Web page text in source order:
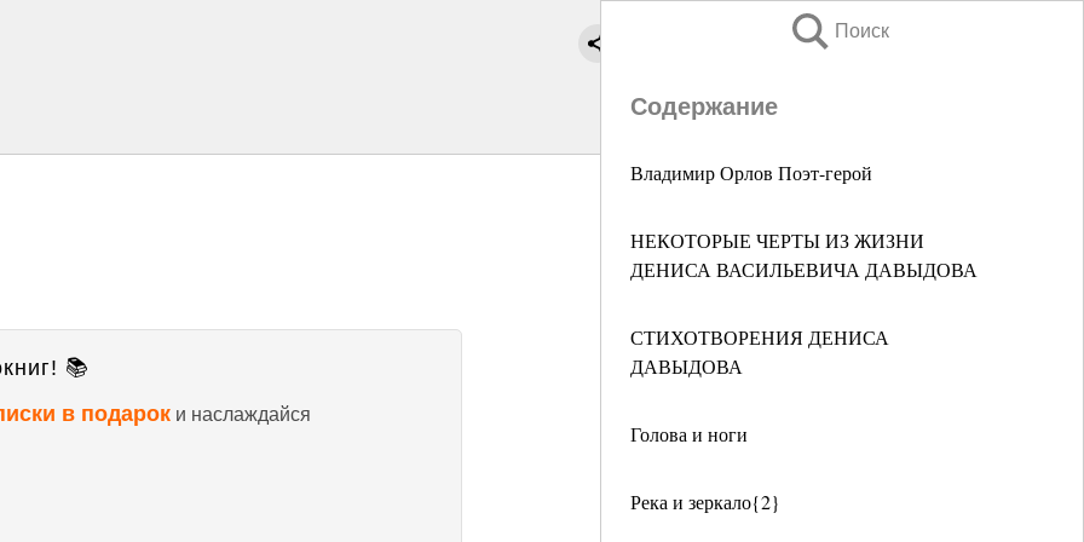
Поиск
Содержание
Владимир Орлов Поэт-герой
НЕКОТОРЫЕ ЧЕРТЫ ИЗ ЖИЗНИ
ДЕНИСА ВАСИЛЬЕВИЧА ДАВЫДОВА
СТИХОТВОРЕНИЯ ДЕНИСА
ДАВЫДОВА
Голова и ноги
Река и зеркало{2}
📚
в подарок и наслаждайся